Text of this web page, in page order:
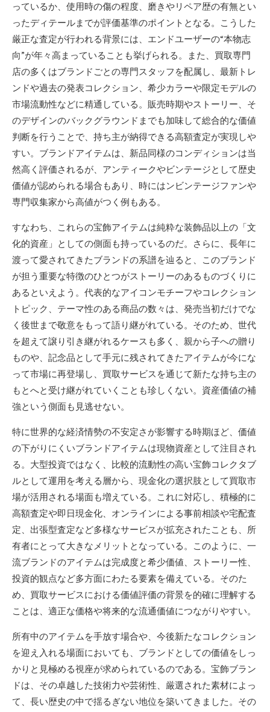
っているか、使用時の傷の程度、磨きやリペア歴の有無とい
ったディテールまでが評価基準のポイントとなる。こうした
厳正な査定が行われる背景には、エンドユーザーの“本物志
向”が年々高まっていることも挙げられる。また、買取専門
店の多くはブランドごとの専門スタッフを配属し、最新トレ
ンドや過去の発表コレクション、希少カラーや限定モデルの
市場流動性などに精通している。販売時期やストーリー、そ
のデザインのバックグラウンドまでも加味して総合的な価値
判断を行うことで、持ち主が納得できる高額査定が実現しや
すい。ブランドアイテムは、新品同様のコンディションは当
然高く評価されるが、アンティークやビンテージとして歴史
価値が認められる場合もあり、時にはンビンテージファンや
専門収集家から高値がつく例もある。
すなわち、これらの宝飾アイテムは純粋な装飾品以上の「文
化的資産」としての側面も持っているのだ。さらに、長年に
渡って愛されてきたブランドの系譜を辿ると、このブランド
が担う重要な特徴のひとつがストーリーのあるものづくりに
あるといえよう。代表的なアイコンモチーフやコレクション
トピック、テーマ性のある商品の数々は、発売当初だけでな
く後世まで敬意をもって語り継がれている。そのため、世代
を超えて譲り引き継がれるケースも多く、親から子への贈り
ものや、記念品として手元に残されてきたアイテムが今にな
って市場に再登場し、買取サービスを通じて新たな持ち主の
もとへと受け継がれていくことも珍しくない。資産価値の補
強という側面も見逃せない。
特に世界的な経済情勢の不安定さが影響する時期ほど、価値
の下がりにくいブランドアイテムは現物資産として注目され
る。大型投資ではなく、比較的流動性の高い宝飾コレクタブ
ルとして運用を考える層から、現金化の選択肢として買取市
場が活用される場面も増えている。これに対応し、積極的に
高額査定や即日現金化、オンラインによる事前相談や宅配査
定、出張型査定など多様なサービスが拡充されたことも、所
有者にとって大きなメリットとなっている。このように、一
流ブランドのアイテムは完成度と希少価値、ストーリー性、
投資的観点など多方面にわたる要素を備えている。そのた
め、買取サービスにおける価値評価の背景を的確に理解する
ことは、適正な価格や将来的な流通価値につながりやすい。
所有中のアイテムを手放す場合や、今後新たなコレクション
を迎え入れる場面においても、ブランドとしての価値をしっ
かりと見極める視座が求められているのである。宝飾ブラン
ドは、その卓越した技術力や芸術性、厳選された素材によっ
て、長い歴史の中で揺るぎない地位を築いてきました。その